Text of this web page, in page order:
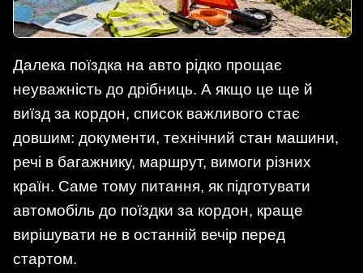
Далека поїздка на авто рідко прощає
неуважність до дрібниць. А якщо це ще й
виїзд за кордон, список важливого стає
довшим: документи, технічний стан машини,
речі в багажнику, маршрут, вимоги різних
країн. Саме тому питання, як підготувати
автомобіль до поїздки за кордон, краще
вирішувати не в останній вечір перед
стартом.